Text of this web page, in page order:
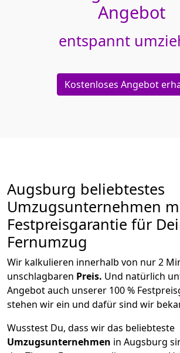
Angebot
entspannt
Kostenloses Angebot
Augsburg beliebtestes
Umzugsunternehmen
Festpreisgarantie für
Fernumzug
Wir kalkulieren innerhalb von nur 2
unschlagbaren Preis. Und natürlich
Angebot auch unserer 100 %
stehen wir ein und dafür sind wir
Wusstest Du, dass wir das beliebteste
Umzugsunternehmen in Augsburg